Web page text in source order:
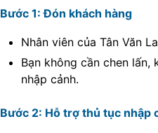
Bước 1: Đón khách hàng
Nhân viên của Tân Văn
Bạn không cần chen
nhập cảnh.
Bước 2: Hỗ trợ thủ tục nhập